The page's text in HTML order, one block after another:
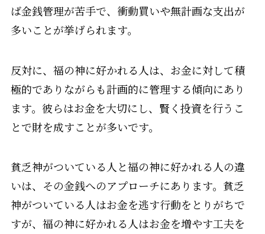
ば金銭管理が苦手で、衝動買いや無計画な支出が
多いことが挙げられます。
反対に、福の神に好かれる人は、お金に対して積
極的でありながらも計画的に管理する傾向にあり
ます。彼らはお金を大切にし、賢く投資を行うこ
とで財を成すことが多いです。
貧乏神がついている人と福の神に好かれる人の違
いは、その金銭へのアプローチにあります。貧乏
神がついている人はお金を逃す行動をとりがちで
すが、福の神に好かれる人はお金を増やす工夫を